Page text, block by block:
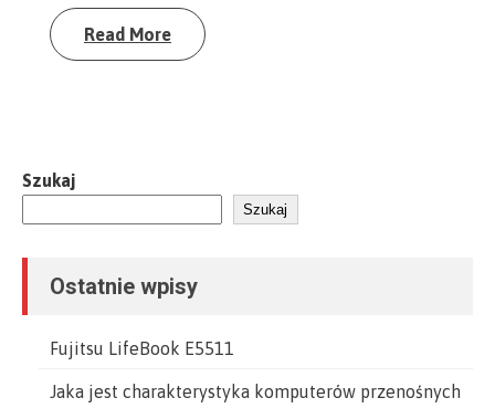
Read More
Szukaj
Szukaj
Ostatnie wpisy
Fujitsu LifeBook E5511
Jaka jest charakterystyka komputerów przenośnych